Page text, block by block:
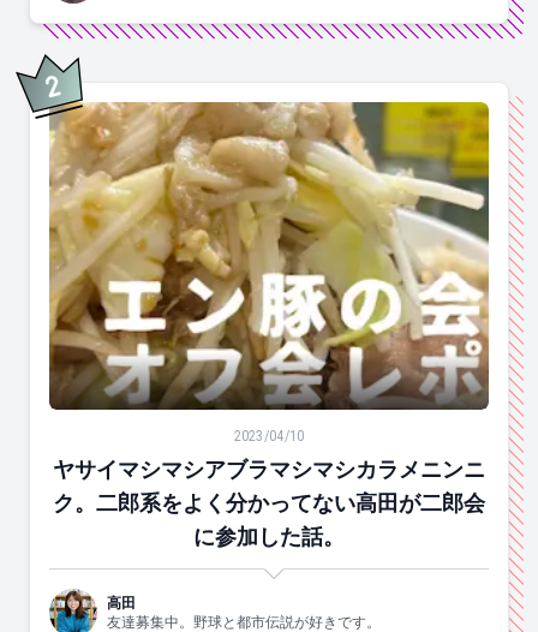
2位
ヤサイマシマシアブラマシマシカラメニンニク。二郎
2023/04/10
ヤサイマシマシアブラマシマシカラメニンニ
ク。二郎系をよく分かってない高田が二郎会
に参加した話。
高田
友達募集中。野球と都市伝説が好きです。